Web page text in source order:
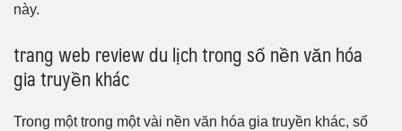
này.
trang web review du lịch trong số nền văn hóa
gia truyền khác
Trong một trong một vài nền văn hóa gia truyền khác, số